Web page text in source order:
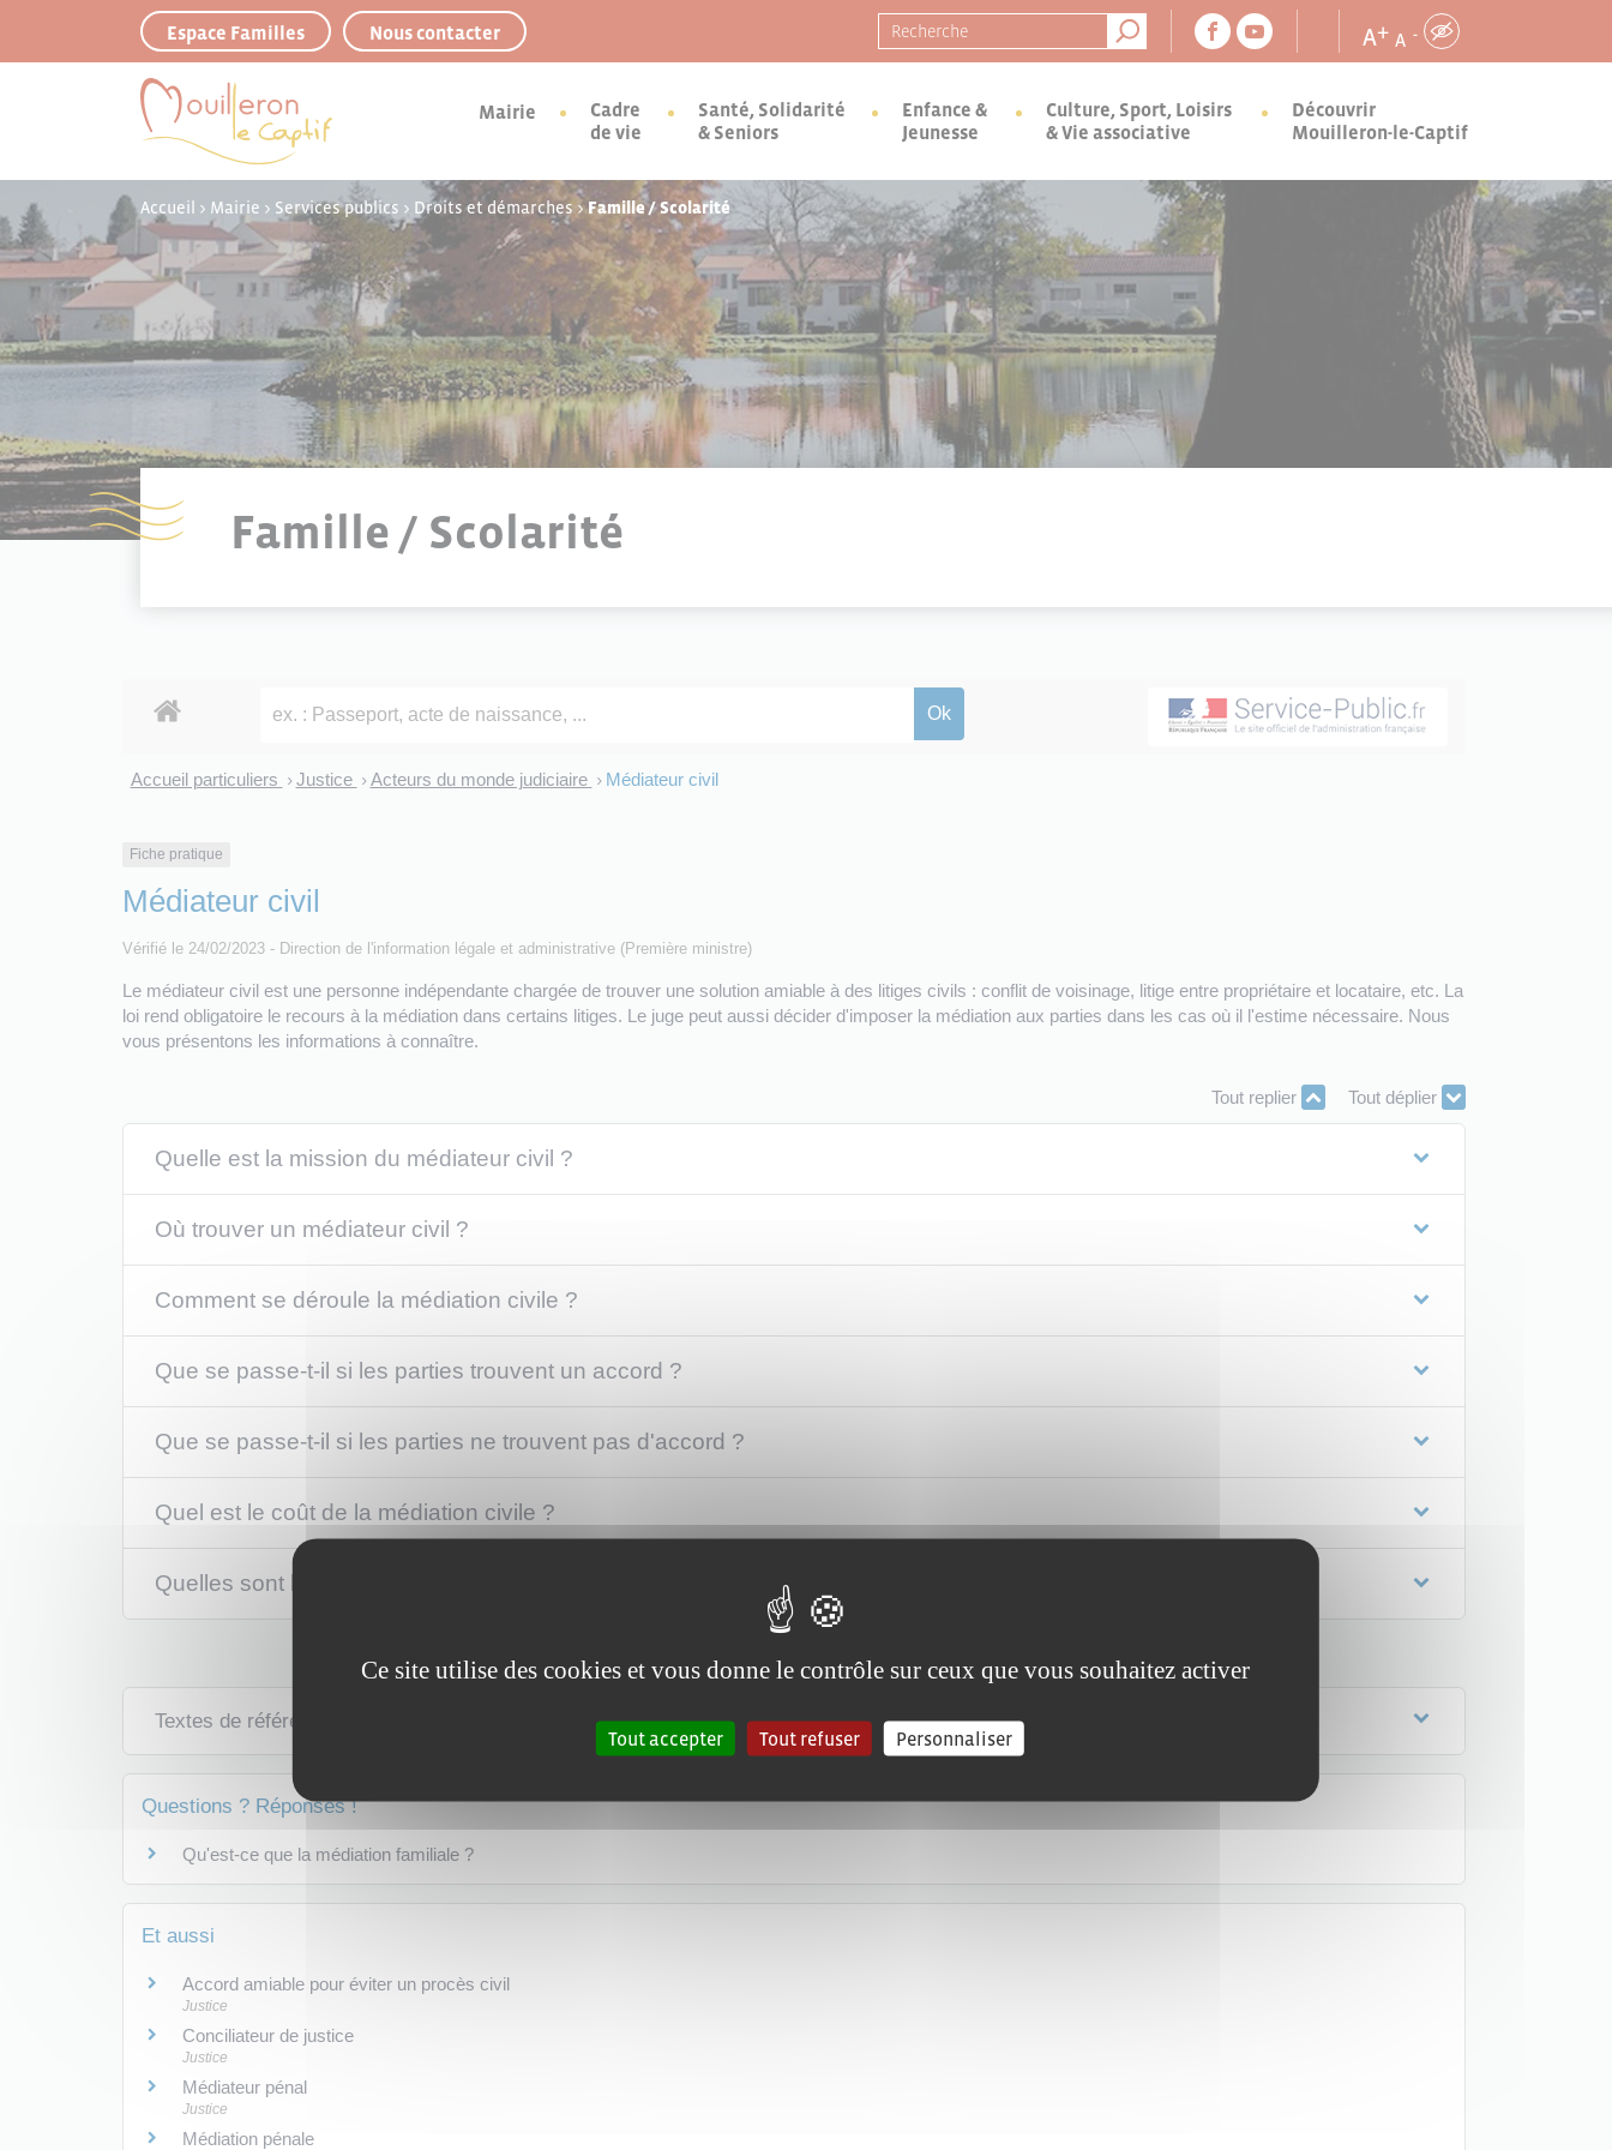
Espace Familles Nous contacter Recherche pour : A+ A -
Mairie
Cadre
de vie
Santé, Solidarité
& Seniors
Enfance &
Jeunesse
Culture, Sport, Loisirs
& Vie associative
Découvrir
Mouilleron-le-Captif
Accueil > Mairie > Services publics > Droits et démarches >Famille / Scolarité
Famille / Scolarité
Accueil particuliers > Justice > Acteurs du monde judiciaire > Médiateur civil
Fiche pratique
Médiateur civil
Vérifié le 24/02/2023 - Direction de l'information légale et administrative (Première ministre)
Le médiateur civil est une personne indépendante chargée de trouver une solution amiable à des litiges civils : conflit de voisinage, litige entre propriétaire et locataire, etc. La
loi rend obligatoire le recours à la médiation dans certains litiges. Le juge peut aussi décider d'imposer la médiation aux parties dans les cas où il l'estime nécessaire. Nous
vous présentons les informations à connaître.
Tout replier Tout déplier
Quelle est la mission du médiateur civil ?
Où trouver un médiateur civil ?
Comment se déroule la médiation civile ?
Que se passe-t-il si les parties trouvent un accord ?
Que se passe-t-il si les parties ne trouvent pas d'accord ?
Quel est le coût de la médiation civile ?
Quelles sont les conditions pour être médiateur civil ?
Textes de référence
Questions ? Réponses !
Qu'est-ce que la médiation familiale ?
Et aussi
Accord amiable pour éviter un procès civil
Justice
Conciliateur de justice
Justice
Médiateur pénal
Justice
Médiation pénale
Panneau de gestion des cookies
Ce site utilise des cookies et vous donne le contrôle sur ceux que vous souhaitez activer
Tout accepter Tout refuser Personnaliser